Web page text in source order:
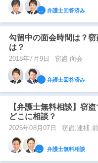
弁護士回答済み
勾留中の面会時間は？
は？
2018年7月9日 窃盗 面会
弁護士回答済み
【弁護士無料相談】窃
どこに相談？
2026年08月07日 窃盗,逮捕,
弁護士無料相談